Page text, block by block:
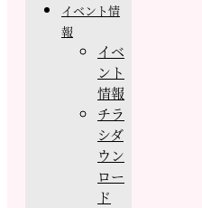
イベント情
報
イベ
ント
情報
チラ
シダ
ウン
ロー
ド